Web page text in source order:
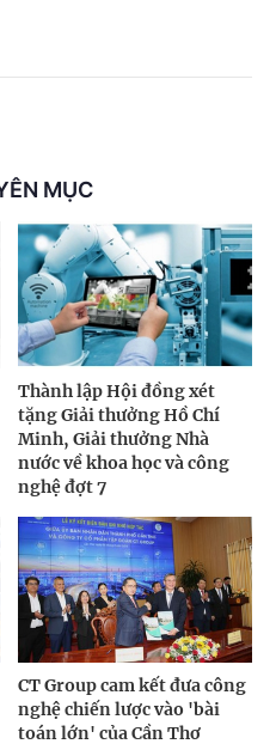
MỤC
Thành lập Hội đồng xét
tặng Giải thưởng Hồ Chí
Minh, Giải thưởng Nhà
nước về khoa học và công
nghệ đợt 7
CT Group cam kết đưa công
nghệ chiến lược vào 'bài
toán lớn' của Cần Thơ